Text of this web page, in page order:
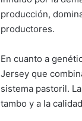
producción,
productores.
En cuanto a
Jersey que
sistema pastoril.
tambo y a la